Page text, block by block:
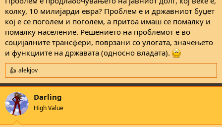
колку, 10 милијарди евра? Проблем е и државниот буџет
кој е се поголем и поголем, а притоа имаш се помалку и
помалку население. Решението на проблемот е во
социјалните трансфери, поврзани со улогата, значењето
и функциите на државата (односно владата).
R
e
a
c
t
i
alekjov
Darling
High Value